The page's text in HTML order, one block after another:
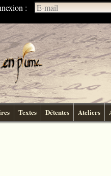
:
Textes Détentes Ateliers